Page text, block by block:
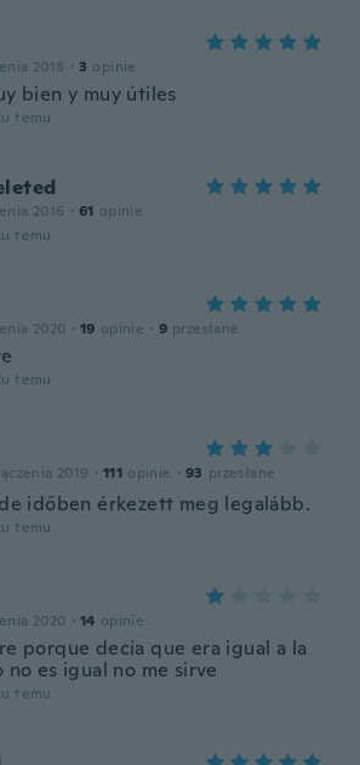
2018 · 3 opinie
bien y muy útiles
temu
2016 · 61 opinie
temu
2020 · 19 opinie · 9 przesłane
temu
2019 · 111 opinie · 93 przesłane
időben érkezett meg legalább.
temu
2020 · 14 opinie
porque decía que era igual a la
no es igual no me sirve
temu